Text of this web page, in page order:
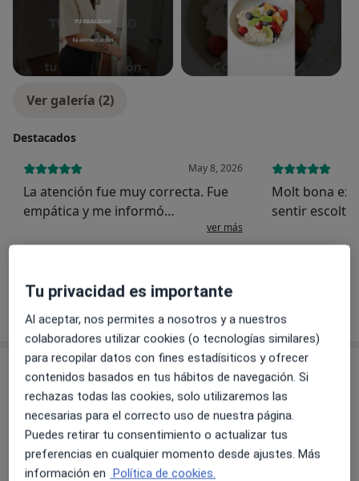
Ver galería (2)
Destacados
May 8, 2026
La atención fue muy correcta. Fue
empática y me informó
equilibrada que debo realizar.
cómoda durante la visita y salí
ver más
Molt bona
sentir
personalitzat,
sobre la experiencia
Novedades
Irene Camats
En la consulta online no solo hablaremos de
calorías o de “qué comer”.
Tu privacidad es importante
Al aceptar, nos permites a nosotros y a nuestros
colaboradores utilizar cookies (o tecnologías similares)
para recopilar datos con fines estadísiticos y ofrecer
contenidos basados en tus hábitos de navegación. Si
rechazas todas las cookies, solo utilizaremos las
necesarias para el correcto uso de nuestra página.
Puedes retirar tu consentimiento o actualizar tus
preferencias en cualquier momento desde ajustes. Más
información en Política de cookies.